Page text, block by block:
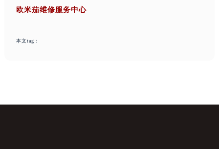
欧米茄维修服务中心
本文tag：